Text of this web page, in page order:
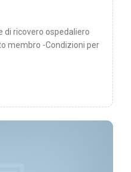
di ricovero ospedaliero
membro -Condizioni per